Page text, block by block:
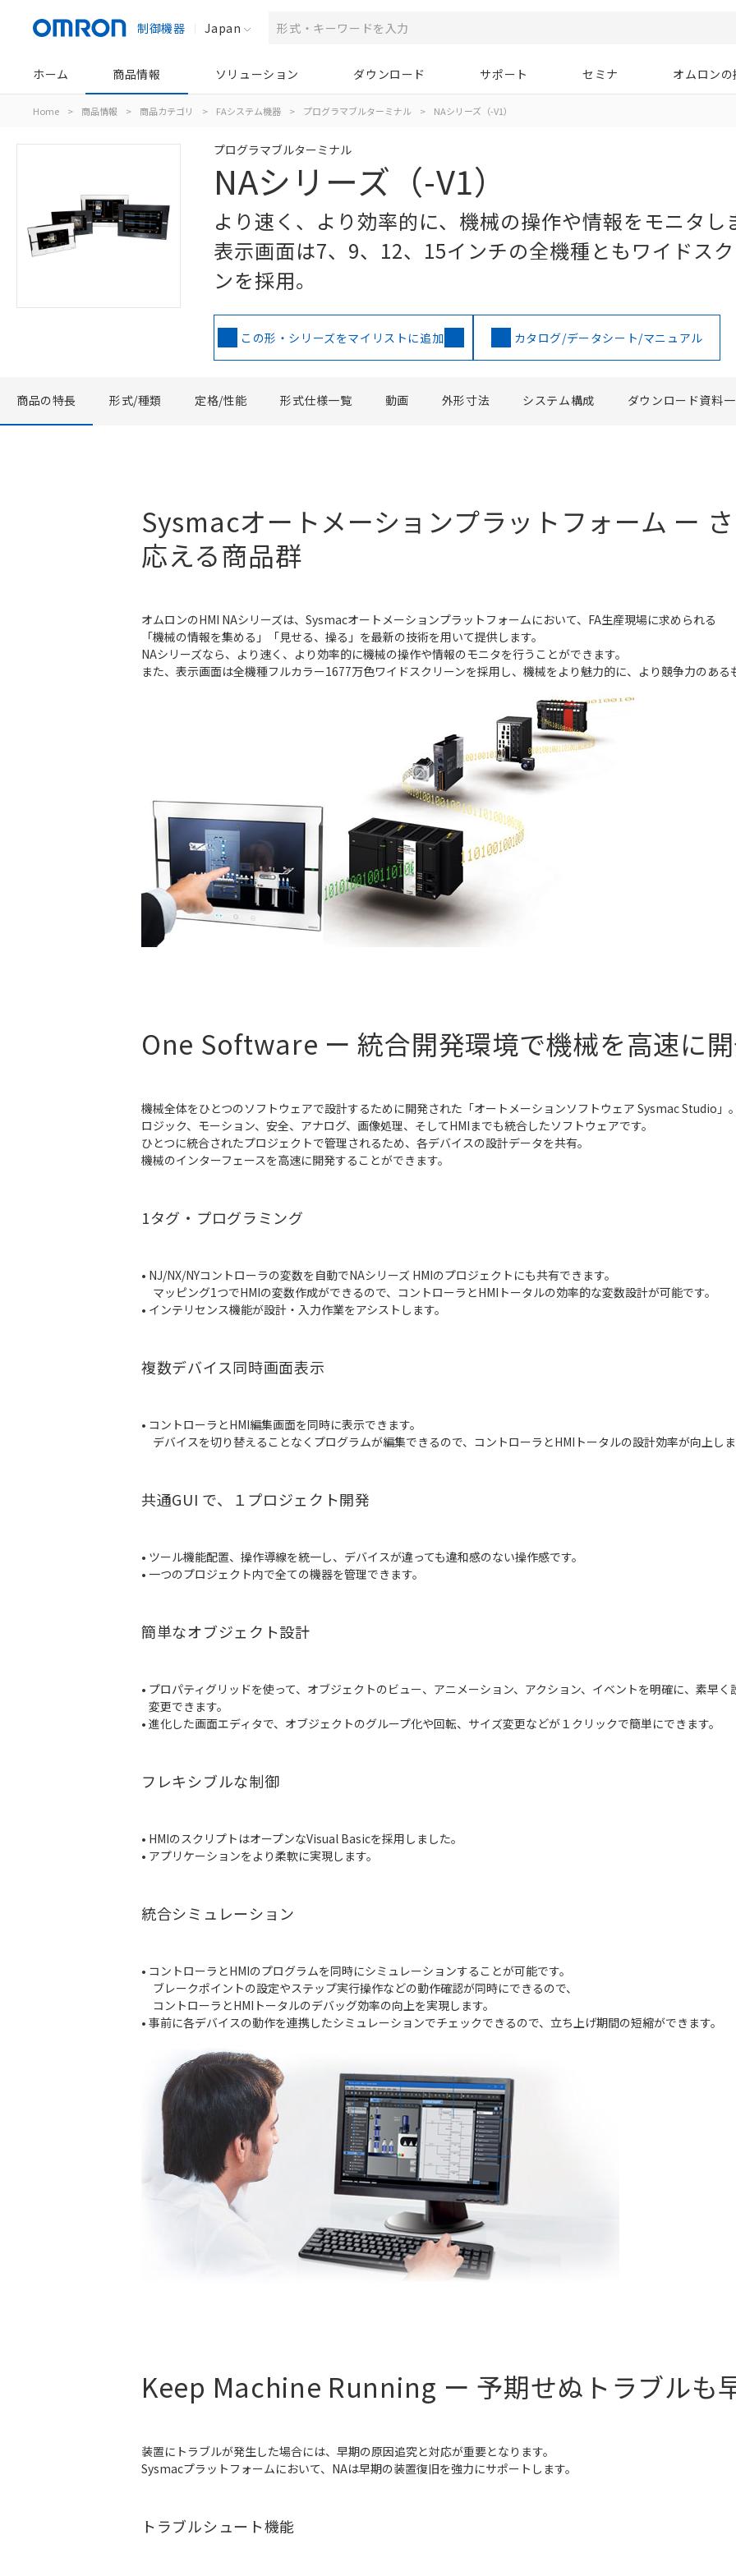
制御機器 Japan
ホーム 商品情報 ソリューション ダウンロード サポート セミナ オムロン
Home > 商品情報 > 商品カテゴリ > FAシステム機器 > プログラマブルターミナル > NAシリーズ（-V1）
プログラマブルターミナル
NAシリーズ（-V1）
より速く、より効率的に、機械の操作や情報をモニタし
表示画面は7、9、12、15インチの全機種ともワイドス
ンを採用。
この形・シリーズをマイリストに追加 カタログ/データシート/マニュアル
商品の特長 形式/種類 定格/性能 形式仕様一覧 動画 外形寸法 システム構成 ダウンロード資料
Sysmacオートメーションプラットフォーム ー
応える商品群
オムロンのHMI NAシリーズは、Sysmacオートメーションプラットフォームにおいて、FA生産現場に求められる
「機械の情報を集める」「見せる、操る」を最新の技術を用いて提供します。
NAシリーズなら、より速く、より効率的に機械の操作や情報のモニタを行うことができます。
また、表示画面は全機種フルカラー1677万色ワイドスクリーンを採用し、機械をより魅力的に、より競争力のある
One Software ー 統合開発環境で機械を高速に
機械全体をひとつのソフトウェアで設計するために開発された「オートメーションソフトウェア Sysmac Studio」
ロジック、モーション、安全、アナログ、画像処理、そしてHMIまでも統合したソフトウェアです。
ひとつに統合されたプロジェクトで管理されるため、各デバイスの設計データを共有。
機械のインターフェースを高速に開発することができます。
1タグ・プログラミング
• NJ/NX/NYコントローラの変数を自動でNAシリーズ HMIのプロジェクトにも共有できます。
マッピング1つでHMIの変数作成ができるので、コントローラとHMIトータルの効率的な変数設計が可能です。
• インテリセンス機能が設計・入力作業をアシストします。
複数デバイス同時画面表示
• コントローラとHMI編集画面を同時に表示できます。
デバイスを切り替えることなくプログラムが編集できるので、コントローラとHMIトータルの設計効率が向上し
共通GUI で、１プロジェクト開発
• ツール機能配置、操作導線を統一し、デバイスが違っても違和感のない操作感です。
• 一つのプロジェクト内で全ての機器を管理できます。
簡単なオブジェクト設計
• プロパティグリッドを使って、オブジェクトのビュー、アニメーション、アクション、イベントを明確に、素早く
変更できます。
• 進化した画面エディタで、オブジェクトのグループ化や回転、サイズ変更などが１クリックで簡単にできます。
フレキシブルな制御
• HMIのスクリプトはオープンなVisual Basicを採用しました。
• アプリケーションをより柔軟に実現します。
統合シミュレーション
• コントローラとHMIのプログラムを同時にシミュレーションすることが可能です。
ブレークポイントの設定やステップ実行操作などの動作確認が同時にできるので、
コントローラとHMIトータルのデバッグ効率の向上を実現します。
• 事前に各デバイスの動作を連携したシミュレーションでチェックできるので、立ち上げ期間の短縮ができます。
Keep Machine Running ー 予期せぬトラブルも
装置にトラブルが発生した場合には、早期の原因追究と対応が重要となります。
Sysmacプラットフォームにおいて、NAは早期の装置復旧を強力にサポートします。
トラブルシュート機能